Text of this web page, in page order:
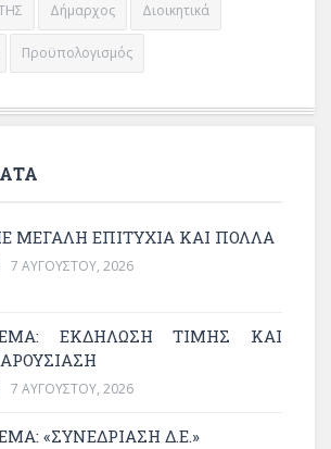
Δήμαρχος Διοικητικά
Προϋπολογισμός
ΜΕΓΆΛΗ ΕΠΙΤΥΧΊΑ ΚΑΙ ΠΟΛΛΆ
7 ΑΥΓΟΎΣΤΟΥ, 2026
ΕΚΔΉΛΩΣΗ ΤΙΜΉΣ ΚΑΙ
7 ΑΥΓΟΎΣΤΟΥ, 2026
«ΣΥΝΕΔΡΊΑΣΗ Δ.Ε.»